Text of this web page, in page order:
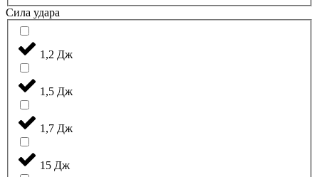
Сила удара
1,2 Дж
1,5 Дж
1,7 Дж
15 Дж